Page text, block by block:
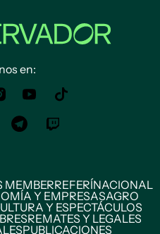
en:
MEMBERREFERÍNACIONAL
Y EMPRESASAGRO
Y ESPECTÁCULOS
REMATES Y LEGALES
PUBLICACIONES